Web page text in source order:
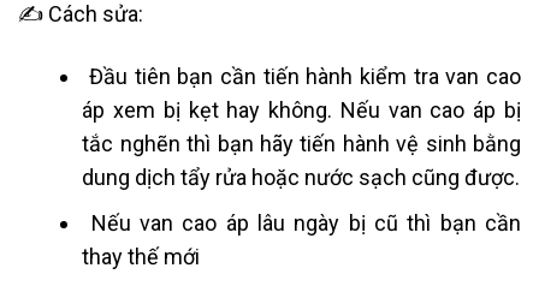
✍ Cách sửa:
Đầu tiên bạn cần tiến hành kiểm tra van cao
áp xem bị kẹt hay không. Nếu van cao áp bị
tắc nghẽn thì bạn hãy tiến hành vệ sinh bằng
dung dịch tẩy rửa hoặc nước sạch cũng được.
Nếu van cao áp lâu ngày bị cũ thì bạn cần
thay thế mới